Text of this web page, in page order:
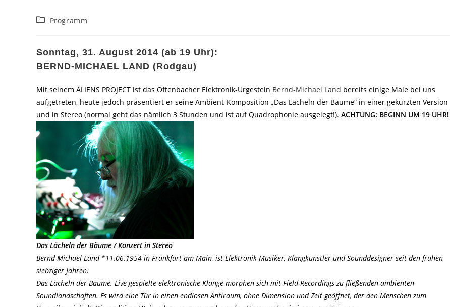
Beitrags-
Programm
Sonntag, 31. August 2014 (ab 19 Uhr):
BERND-MICHAEL LAND (Rodgau)
Mit seinem ALIENS PROJECT ist das Offenbacher Elektronik-Urgestein Bernd-Michael Land bereits einige Male bei uns
aufgetreten, heute jedoch präsentiert er seine Ambient-Komposition „Das Lächeln der Bäume“ in einer gekürzten Version
und in Stereo (normal geht das nämlich 3 Stunden und ist auf Quadrophonie ausgelegt!). ACHTUNG: BEGINN UM 19 UHR!
Das Lächeln der Bäume / Konzert in Stereo
Bernd-Michael Land *11.06.1954 in Frankfurt am Main, ist Elektronik-Musiker, Klangkünstler und Sounddesigner seit den frühen
siebziger Jahren.
Das Lächeln der Bäume. Live gespielte elektronische Klänge morphen sich mit Field-Recordings zu fließenden ambienten
Soundlandschaften. Es wird eine Tür in einen endlosen Antiraum, ohne Dimension und Zeit geöffnet, der den Menschen zum